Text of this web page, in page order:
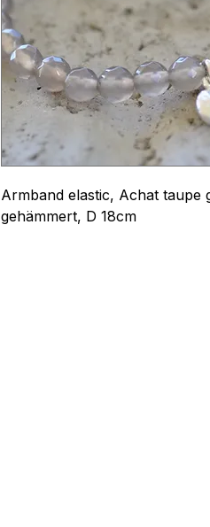
Armband elastic, Achat taupe
gehämmert, D 18cm